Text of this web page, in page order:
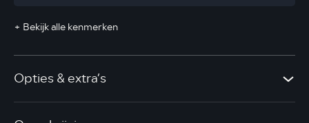
+ Bekijk alle kenmerken
Opties & extra’s